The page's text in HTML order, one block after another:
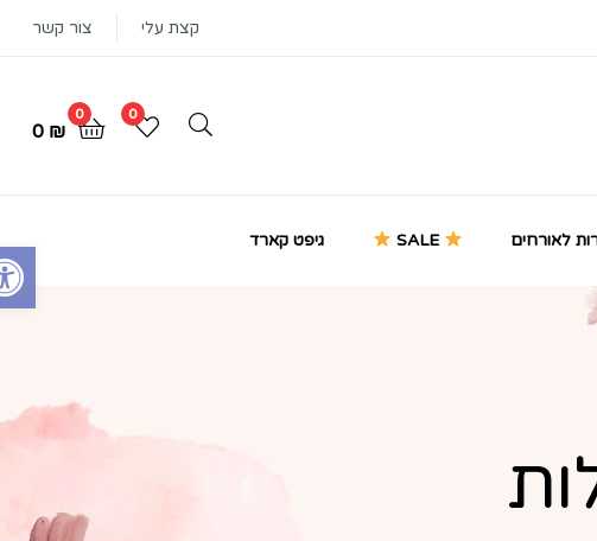
Open toolbar
קצת עלי צור קשר
0
0
₪
לאורחים SALE גיפט קארד